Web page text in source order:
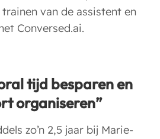
van de assistent en
Conversed.ai.
tijd besparen en
organiseren”
zo’n 2,5 jaar bij Marie-